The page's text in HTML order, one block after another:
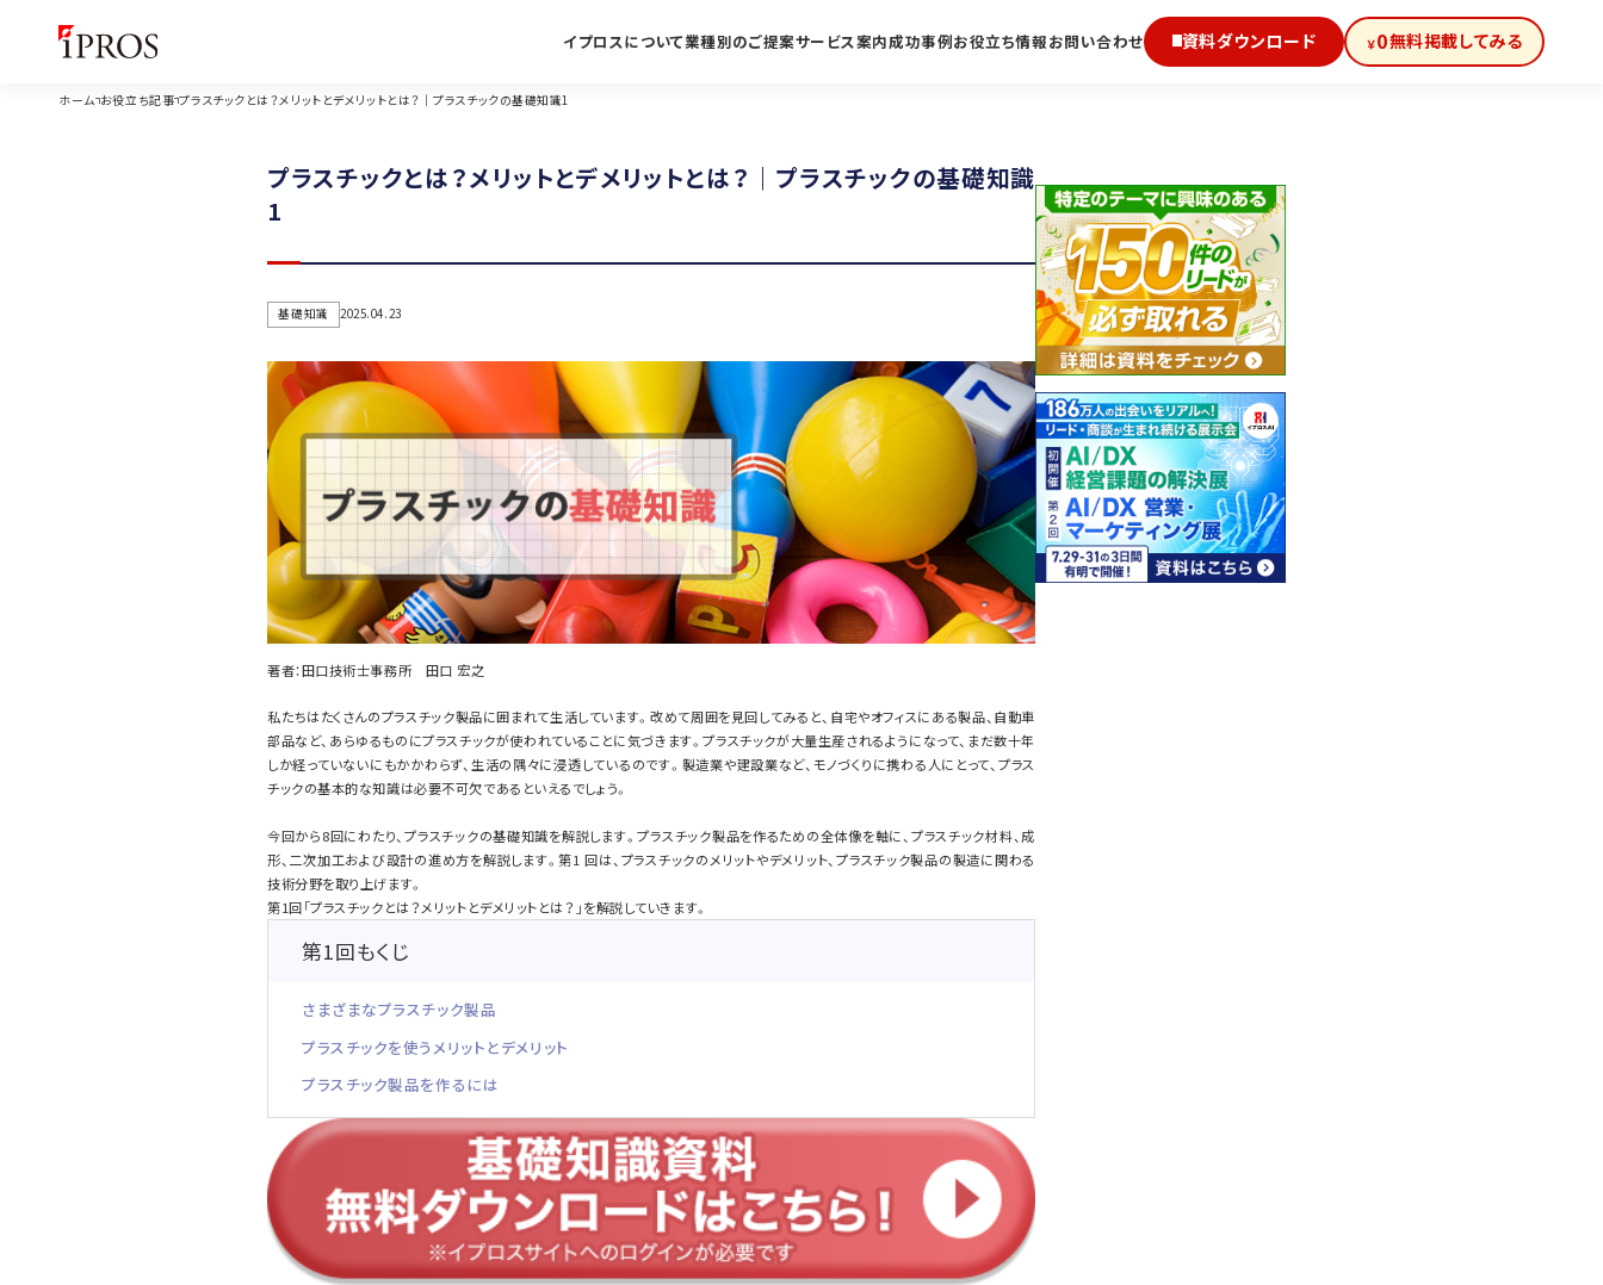
イプロスについて業種別のご提案サービス案内成功事例お役立ち情報お問い合わせ 資料ダウンロード ￥0無料掲載してみる
ホーム お役立ち記事 プラスチックとは？メリットとデメリットとは？｜プラスチックの基礎知識1
プラスチックとは？メリットとデメリットとは？｜プラスチックの基礎知識
1
基礎知識 2025.04.23
著者：田口技術士事務所 田口 宏之
私たちはたくさんのプラスチック製品に囲まれて生活しています。改めて周囲を見回してみると、自宅やオフィスにある製品、自動車
部品など、あらゆるものにプラスチックが使われていることに気づきます。プラスチックが大量生産されるようになって、まだ数十年
しか経っていないにもかかわらず、生活の隅々に浸透しているのです。製造業や建設業など、モノづくりに携わる人にとって、プラス
チックの基本的な知識は必要不可欠であるといえるでしょう。
今回から8回にわたり、プラスチックの基礎知識を解説します。プラスチック製品を作るための全体像を軸に、プラスチック材料、成
形、二次加工および設計の進め方を解説します。第1 回は、プラスチックのメリットやデメリット、プラスチック製品の製造に関わる
技術分野を取り上げます。
第1回「プラスチックとは？メリットとデメリットとは？」を解説していきます。
第1回もくじ
さまざまなプラスチック製品
プラスチックを使うメリットとデメリット
プラスチック製品を作るには